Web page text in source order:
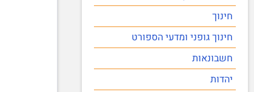
חינוך
חינוך גופני ומדעי הספורט
חשבונאות
יהדות